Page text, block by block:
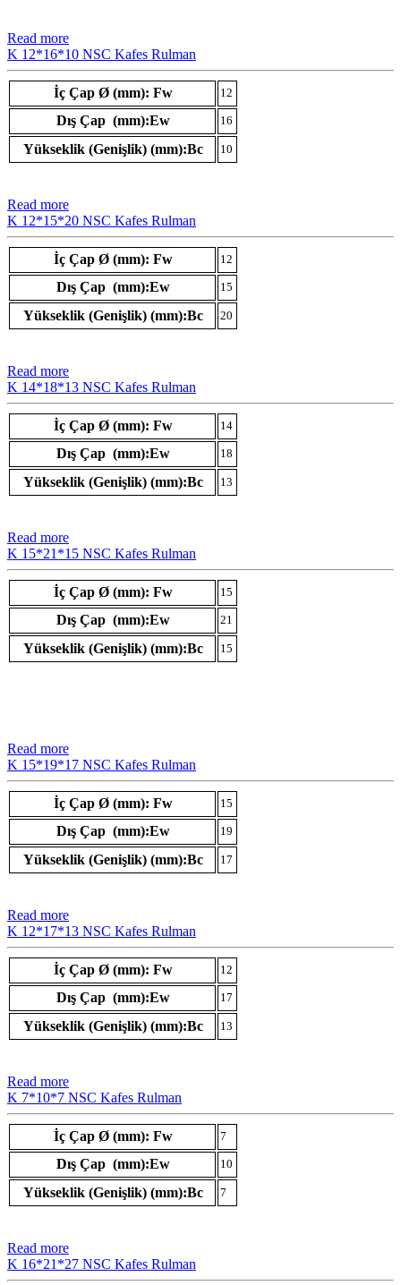
Read more
K 12*16*10 NSC Kafes Rulman
İç Çap Ø (mm): Fw 12
Dış Çap (mm):Ew 16
Yükseklik (Genişlik) (mm):Bc 10
Read more
K 12*15*20 NSC Kafes Rulman
İç Çap Ø (mm): Fw 12
Dış Çap (mm):Ew 15
Yükseklik (Genişlik) (mm):Bc 20
Read more
K 14*18*13 NSC Kafes Rulman
İç Çap Ø (mm): Fw 14
Dış Çap (mm):Ew 18
Yükseklik (Genişlik) (mm):Bc 13
Read more
K 15*21*15 NSC Kafes Rulman
İç Çap Ø (mm): Fw 15
Dış Çap (mm):Ew 21
Yükseklik (Genişlik) (mm):Bc 15
Read more
K 15*19*17 NSC Kafes Rulman
İç Çap Ø (mm): Fw 15
Dış Çap (mm):Ew 19
Yükseklik (Genişlik) (mm):Bc 17
Read more
K 12*17*13 NSC Kafes Rulman
İç Çap Ø (mm): Fw 12
Dış Çap (mm):Ew 17
Yükseklik (Genişlik) (mm):Bc 13
Read more
K 7*10*7 NSC Kafes Rulman
İç Çap Ø (mm): Fw 7
Dış Çap (mm):Ew 10
Yükseklik (Genişlik) (mm):Bc 7
Read more
K 16*21*27 NSC Kafes Rulman